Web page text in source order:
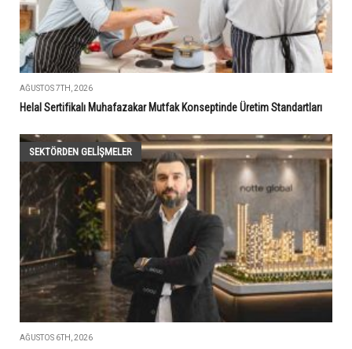
AĞUSTOS 7TH, 2026
Helal Sertifikalı Muhafazakar Mutfak Konseptinde Üretim Standartları
SEKTÖRDEN GELIŞMELER
AĞUSTOS 6TH, 2026